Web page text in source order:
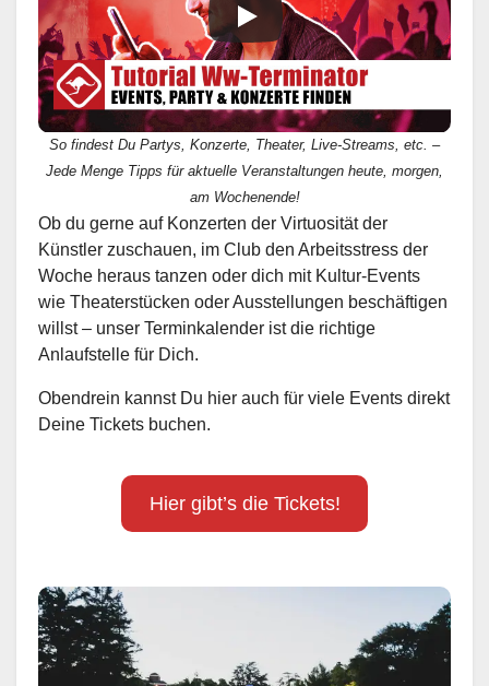
So findest Du Partys, Konzerte, Theater, Live-Streams, etc. –
Jede Menge Tipps für aktuelle Veranstaltungen heute, morgen,
am Wochenende!
Ob du gerne auf Konzerten der Virtuosität der
Künstler zuschauen, im Club den Arbeitsstress der
Woche heraus tanzen oder dich mit Kultur-Events
wie Theaterstücken oder Ausstellungen beschäftigen
willst – unser Terminkalender ist die richtige
Anlaufstelle für Dich.
Obendrein kannst Du hier auch für viele Events direkt
Deine Tickets buchen.
Hier gibt’s die Tickets!